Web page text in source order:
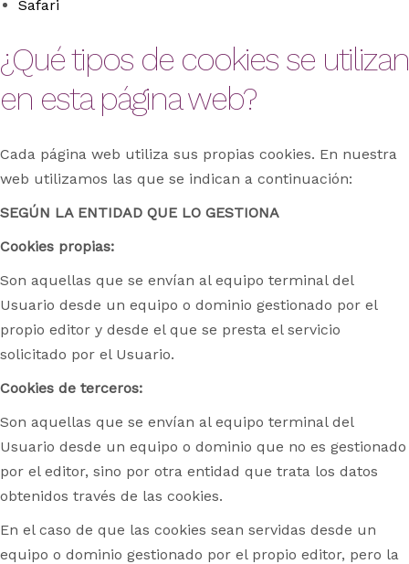
Safari
¿Qué tipos de cookies se utilizan
en esta página web?
Cada página web utiliza sus propias cookies. En nuestra
web utilizamos las que se indican a continuación:
SEGÚN LA ENTIDAD QUE LO GESTIONA
Cookies propias:
Son aquellas que se envían al equipo terminal del
Usuario desde un equipo o dominio gestionado por el
propio editor y desde el que se presta el servicio
solicitado por el Usuario.
Cookies de terceros:
Son aquellas que se envían al equipo terminal del
Usuario desde un equipo o dominio que no es gestionado
por el editor, sino por otra entidad que trata los datos
obtenidos través de las cookies.
En el caso de que las cookies sean servidas desde un
equipo o dominio gestionado por el propio editor, pero la